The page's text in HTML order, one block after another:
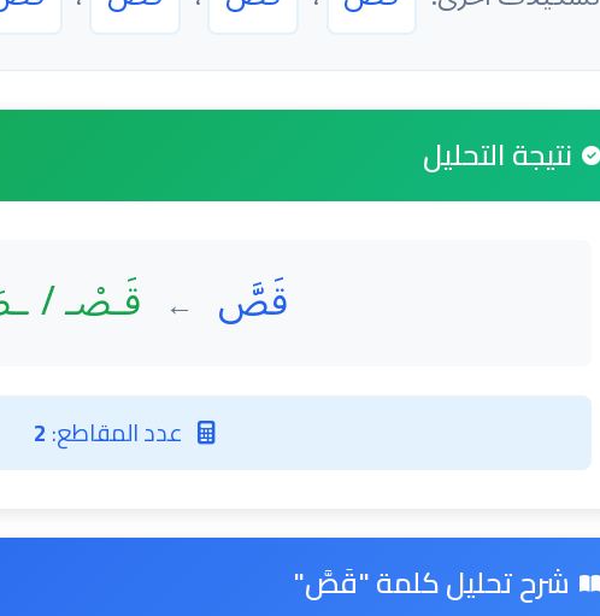
نتيجة التحليل
قَصَّ ← قَـصْـ /
عدد المقاطع:2
شرح تحليل كلمة "قَصَّ"